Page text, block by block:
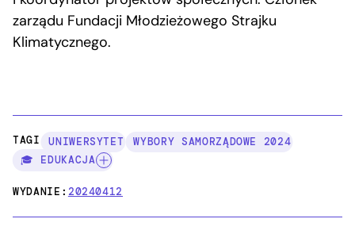
zarządu Fundacji Młodzieżowego Strajku
Klimatycznego.
TAGI: UNIWERSYTET
WYBORY SAMORZĄDOWE 2024
🎓 EDUKACJA
WYDANIE:20240412